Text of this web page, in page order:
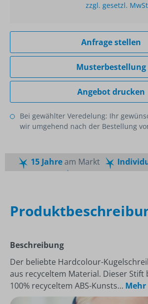
zzgl. gesetzl.
Anfrage stellen
Musterbestellung
Angebot drucken
Bei gewählter Veredelung: Ihr
wir umgehend nach der Bestellung
15 Jahream Markt
Beschreibung
Der beliebte Hardcolour-
aus recyceltem Material. Dieser Stift
100% recyceltem ABS-Kunsts… Mehr